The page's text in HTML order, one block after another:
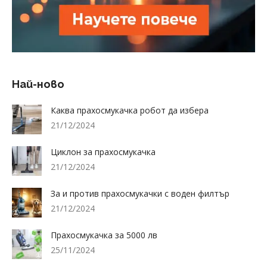
Най-ново
Каква прахосмукачка робот да избера
21/12/2024
Циклон за прахосмукачка
21/12/2024
За и против прахосмукачки с воден филтър
21/12/2024
Прахосмукачка за 5000 лв
25/11/2024